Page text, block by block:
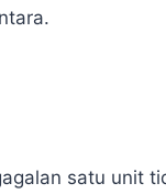
satu unit